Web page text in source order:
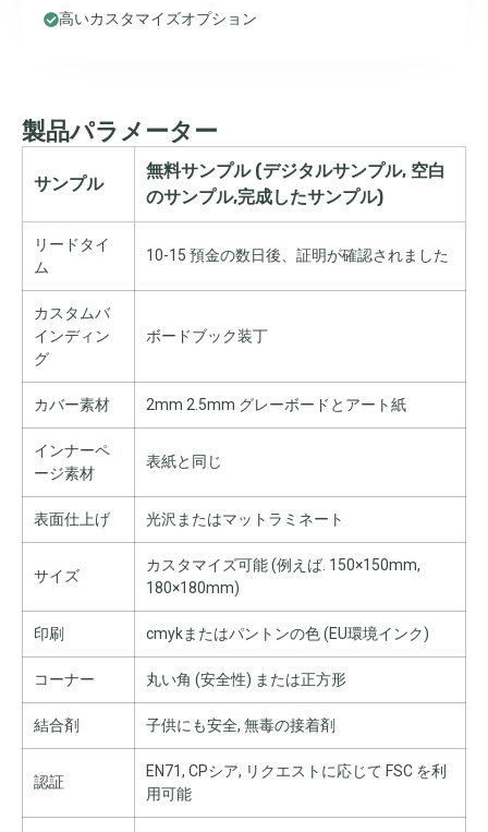
高いカスタマイズオプション
製品パラメーター
サンプル
無料サンプル (デジタルサンプル, 空白
のサンプル,完成したサンプル)
リードタイ
ム
10-15 預金の数日後、証明が確認されました
カスタムバ
インディン
グ
ボードブック装丁
カバー素材 2mm 2.5mm グレーボードとアート紙
インナーペ
ージ素材
表紙と同じ
表面仕上げ 光沢またはマットラミネート
サイズ
カスタマイズ可能 (例えば. 150×150mm,
180×180mm)
印刷 cmykまたはパントンの色 (EU環境インク)
コーナー 丸い角 (安全性) または正方形
結合剤 子供にも安全, 無毒の接着剤
認証
EN71, CPシア, リクエストに応じて FSC を利
用可能